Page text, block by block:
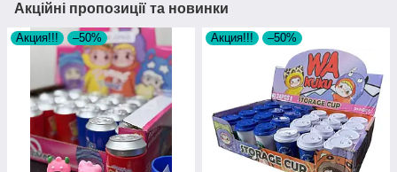
Акційні пропозиції та новинки
Акция!!! –50% Акция!!! –50%